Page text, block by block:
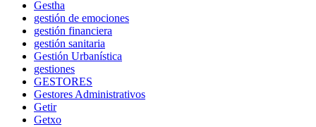
Gestha
gestión de emociones
gestión financiera
gestión sanitaria
Gestión Urbanística
gestiones
GESTORES
Gestores Administrativos
Getir
Getxo